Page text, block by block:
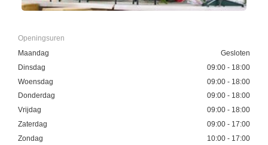
Openingsuren
Maandag
Gesloten
Dinsdag
09:00 - 18:00
Woensdag
09:00 - 18:00
Donderdag
09:00 - 18:00
Vrijdag
09:00 - 18:00
Zaterdag
09:00 - 17:00
Zondag
10:00 - 17:00